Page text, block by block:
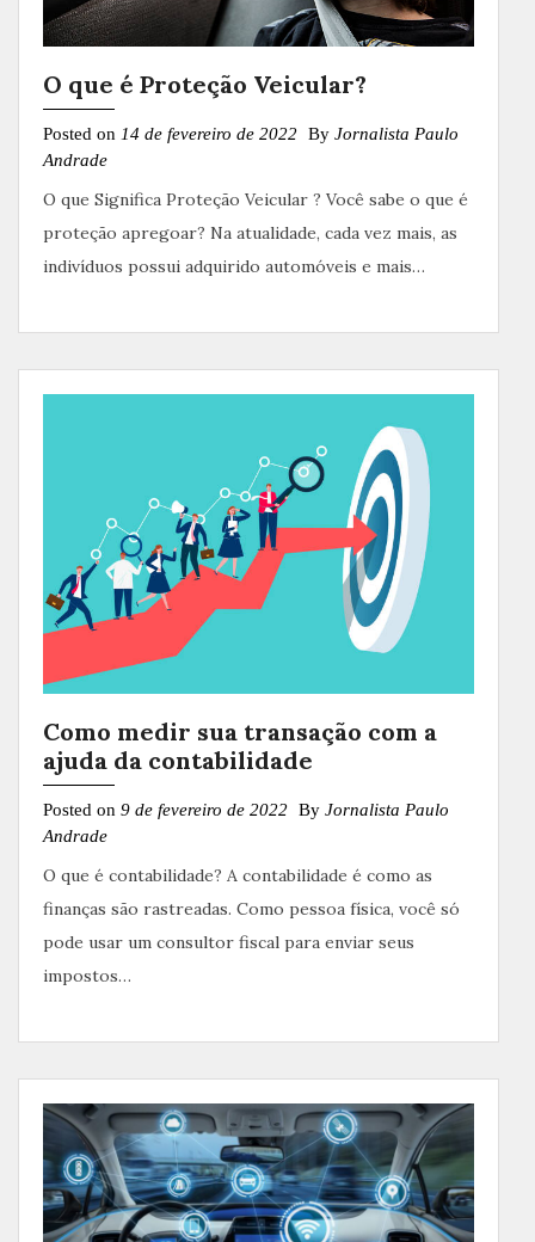
O que é Proteção Veicular?
Posted on 14 de fevereiro de 2022 By Jornalista Paulo
Andrade
O que Significa Proteção Veicular ? Você sabe o que é
proteção apregoar? Na atualidade, cada vez mais, as
indivíduos possui adquirido automóveis e mais…
Como medir sua transação com a
ajuda da contabilidade
Posted on 9 de fevereiro de 2022 By Jornalista Paulo
Andrade
O que é contabilidade? A contabilidade é como as
finanças são rastreadas. Como pessoa física, você só
pode usar um consultor fiscal para enviar seus
impostos…